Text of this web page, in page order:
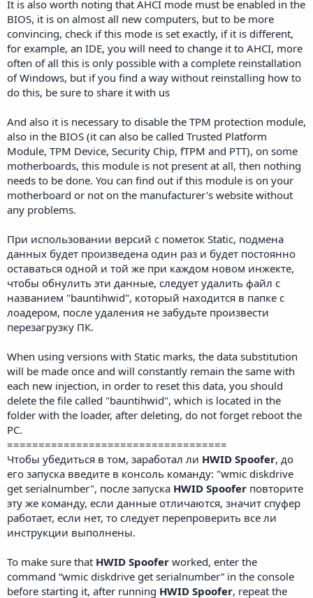
It is also worth noting that AHСI mode must be enabled in the
BIOS, it is on almost all new computers, but to be more
convincing, check if this mode is set exactly, if it is different,
for example, an IDE, you will need to change it to AHСI, more
often of all this is only possible with a complete reinstallation
of Windows, but if you find a way without reinstalling how to
do this, be sure to share it with us
And also it is necessary to disable the TPM protection module,
also in the BIOS (it can also be called Trusted Platform
Module, TPM Device, Security Chip, fTPM and PTT), on some
motherboards, this module is not present at all, then nothing
needs to be done. You can find out if this module is on your
motherboard or not on the manufacturer's website without
any problems.
При использовании версий с пометок Static, подмена
данных будет произведена один раз и будет постоянно
оставаться одной и той же при каждом новом инжекте,
чтобы обнулить эти данные, следует удалить файл с
названием "bauntihwid", который находится в папке с
лоадером, после удаления не забудьте произвести
перезагрузку ПК.
When using versions with Static marks, the data substitution
will be made once and will constantly remain the same with
each new injection, in order to reset this data, you should
delete the file called "bauntihwid", which is located in the
folder with the loader, after deleting, do not forget reboot the
PC.
===================================
Чтобы убедиться в том, заработал ли HWID Spoofer, до
его запуска введите в консоль команду: "wmic diskdrive
get serialnumber", после запуска HWID Spoofer повторите
эту же команду, если данные отличаются, значит спуфер
работает, если нет, то следует перепроверить все ли
инструкции выполнены.
To make sure that HWID Spoofer worked, enter the
command “wmic diskdrive get serialnumber” in the console
before starting it, after running HWID Spoofer, repeat the